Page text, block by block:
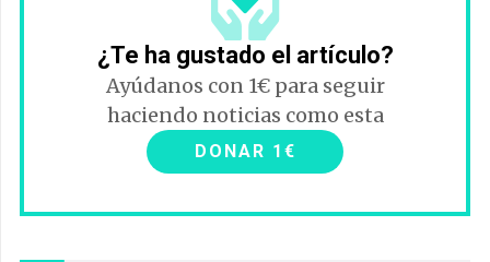
¿Te ha gustado el artículo?
Ayúdanos con 1€ para seguir
haciendo noticias como esta
DONAR 1€